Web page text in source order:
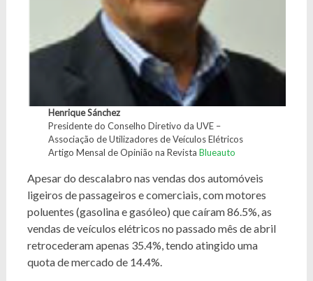
Henrique Sánchez
Presidente do Conselho Diretivo da UVE –
Associação de Utilizadores de Veículos Elétricos
Artigo Mensal de Opinião na Revista Blueauto
Apesar do descalabro nas vendas dos automóveis
ligeiros de passageiros e comerciais, com motores
poluentes (gasolina e gasóleo) que caíram 86.5%, as
vendas de veículos elétricos no passado mês de abril
retrocederam apenas 35.4%, tendo atingido uma
quota de mercado de 14.4%.